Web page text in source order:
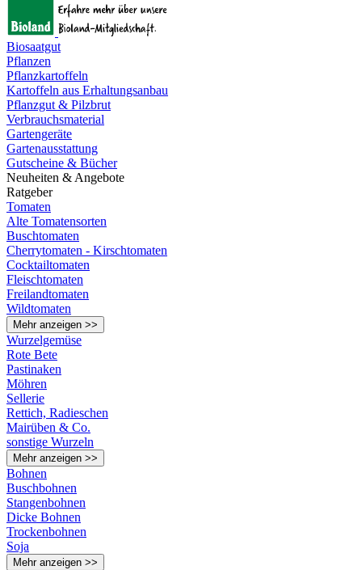
Biosaatgut
Pflanzen
Pflanzkartoffeln
Kartoffeln aus Erhaltungsanbau
Pflanzgut & Pilzbrut
Verbrauchsmaterial
Gartengeräte
Gartenausstattung
Gutscheine & Bücher
Neuheiten & Angebote
Ratgeber
Tomaten
Alte Tomatensorten
Buschtomaten
Cherrytomaten - Kirschtomaten
Cocktailtomaten
Fleischtomaten
Freilandtomaten
Wildtomaten
Mehr anzeigen >>
Wurzelgemüse
Rote Bete
Pastinaken
Möhren
Sellerie
Rettich, Radieschen
Mairüben & Co.
sonstige Wurzeln
Mehr anzeigen >>
Bohnen
Buschbohnen
Stangenbohnen
Dicke Bohnen
Trockenbohnen
Soja
Mehr anzeigen >>